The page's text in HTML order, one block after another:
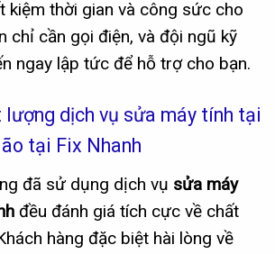
kiệm thời gian và công sức cho
chỉ cần gọi điện, và đội ngũ kỹ
ngay lập tức để hỗ trợ cho bạn.
dịch vụ sửa máy tính tại
tại Fix Nhanh
đã sử dụng dịch vụ sửa máy
đều đánh giá tích cực về chất
hàng đặc biệt hài lòng về